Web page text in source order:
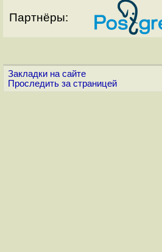
Партнёры:
Закладки на сайте
Проследить за страницей